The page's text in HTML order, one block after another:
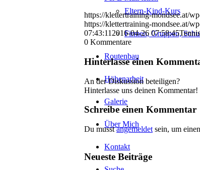
Eltern-Kind-Kurs
Firmen, Gruppen,
Routenbau
Höhenarbeit
Galerie
Über Mich
Kontakt
https://klettertraining-mondsee.at/
https://klettertraining-mondsee.at/
07:43:11 2016-04-26 07:58:45
0 Kommentare
Hinterlasse einen
An der Diskussion beteiligen?
Hinterlasse uns deinen Kommentar!
Schreibe einen Kommentar
Du musstangemeldet sein, um
Neueste Beiträge